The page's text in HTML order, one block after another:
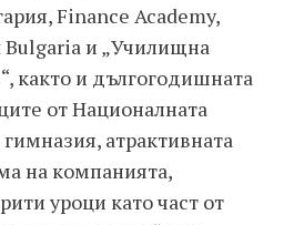
Finance Academy,
и „Училищна
както и дългогодишната
от Националната
атрактивната
на компанията,
уроци като част от